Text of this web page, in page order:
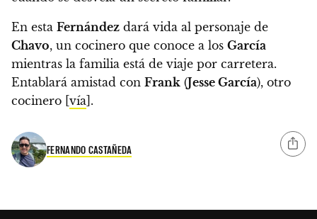
En esta Fernández dará vida al personaje de
Chavo, un cocinero que conoce a los García
mientras la familia está de viaje por carretera.
Entablará amistad con Frank (Jesse García), otro
cocinero vía ].
FERNANDO CASTAÑEDA